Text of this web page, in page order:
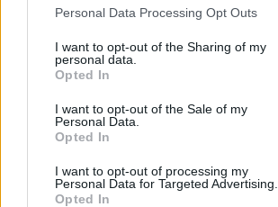
Please note that this website/app uses one
not limited to your visit or usage behaviour.
grant or deny consent to Google and its
use your data for below specified purposes
consent section.
Personal Data Processing Opt Outs
I want to opt-out of the Sharing of my
personal data.
Opted In
I want to opt-out of the Sale of my
Personal Data.
Opted In
I want to opt-out of processing my
Personal Data for Targeted Advertising.
Opted In